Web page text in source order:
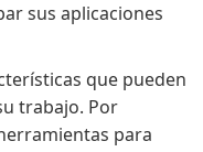
sus aplicaciones
que pueden
trabajo. Por
para